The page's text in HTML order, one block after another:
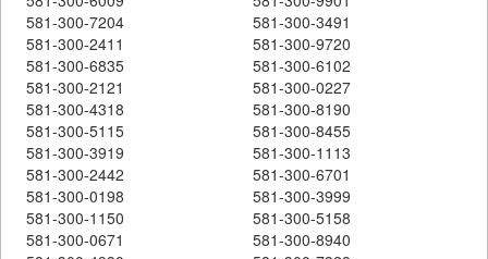
581-300-7204
581-300-3491
581-300-2411
581-300-9720
581-300-6835
581-300-6102
581-300-2121
581-300-0227
581-300-4318
581-300-8190
581-300-5115
581-300-8455
581-300-3919
581-300-1113
581-300-2442
581-300-6701
581-300-0198
581-300-3999
581-300-1150
581-300-5158
581-300-0671
581-300-8940